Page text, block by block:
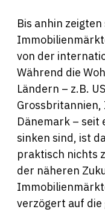
Bis anhin
von der
Während die
Ländern – z.B.
Grossbritannien,
Dänemark – seit
sinken sind, ist
praktisch nichts
der näheren
verzögert auf